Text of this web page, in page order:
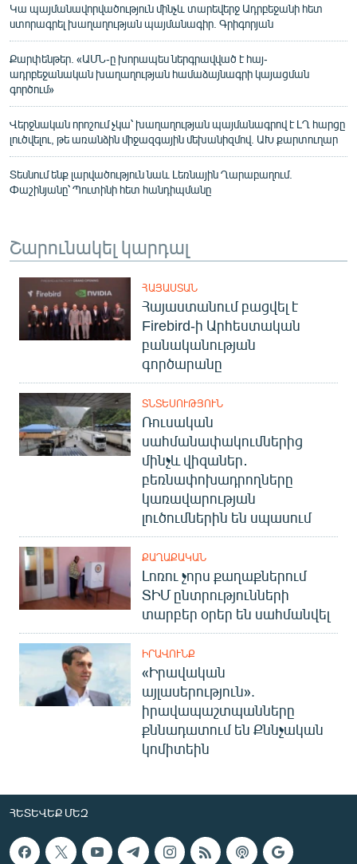
Կա պայմանավորվածություն մինչև տարեվերջ Ադրբեջանի հետ
ստորագրել խաղաղության պայմանագիր. Գրիգորյան
Քարփենթեր. «ԱՄՆ-ը խորապես ներգրավված է հայ-
ադրբեջանական խաղաղության համաձայնագրի կայացման
գործում»
Վերջնական որոշում չկա՝ խաղաղության պայմանագրով է ԼՂ հարցը
լուծվելու, թե առանձին միջազգային մեխանիզմով. ԱԽ քարտուղար
Տեսնում ենք լարվածություն նաև Լեռնային Ղարաբաղում.
Փաշինյանը՝ Պուտինի հետ հանդիպմանը
Շարունակել կարդալ
ՀԱՅԱՍՏԱՆ
Հայաստանում բացվել է
Firebird-ի Արհեստական
բանականության
գործարանը
ՏՆՏԵՍՈՒԹՅՈՒՆ
Ռուսական
սահմանափակումներից
մինչև վիզաներ․
բեռնափոխադրողները
կառավարության
լուծումներին են սպասում
ՔԱՂԱՔԱԿԱՆ
Լոռու չորս քաղաքներում
ՏԻՄ ընտրությունների
տարբեր օրեր են սահմանվել
ԻՐԱՎՈՒՆՔ
«Իրավական
այլասերություն».
իրավապաշտպանները
քննադատում են Քննչական
կոմիտեին
ՀԵՏԵՎԵՔ ՄԵԶ